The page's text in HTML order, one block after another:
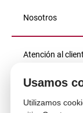
Usamos
Utilizamos
Nosotros
Atención al